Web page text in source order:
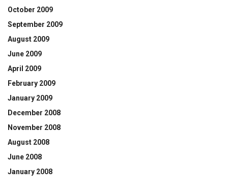
October 2009
September 2009
August 2009
June 2009
April 2009
February 2009
January 2009
December 2008
November 2008
August 2008
June 2008
January 2008